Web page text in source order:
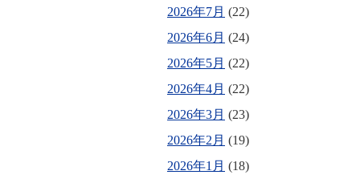
2026年7月 (22)
2026年6月 (24)
2026年5月 (22)
2026年4月 (22)
2026年3月 (23)
2026年2月 (19)
2026年1月 (18)